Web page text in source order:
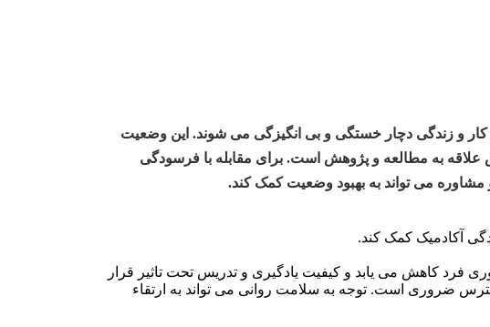
کار و زندگی دچار خستگی و بی انگیزگی می شوند. این وضعیت
به مطالعه و پژوهش است. برای مقابله با فرسودگی
مشاوره می تواند به بهبود وضعیت کمک کند.
آکادمیک کمک کند.
فرد کاهش می یابد و کیفیت یادگیری و تدریس تحت تاثیر قرار
ضروری است. توجه به سلامت روانی می تواند به ارتقاء